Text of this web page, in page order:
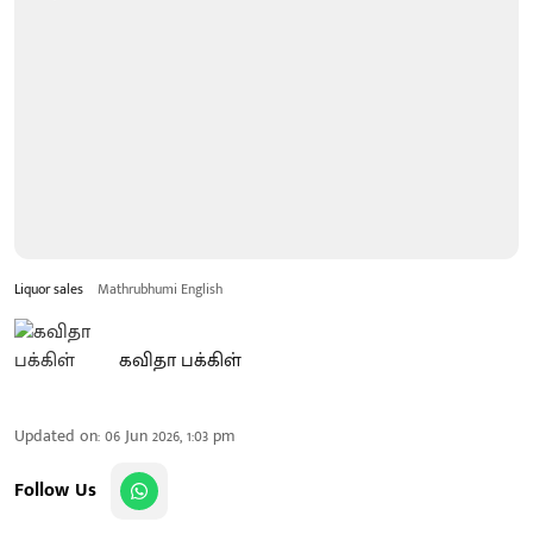
Liquor sales Mathrubhumi English
கவிதா பக்கிள்
Updated on:06 Jun 2026, 1:03 pm
Follow Us